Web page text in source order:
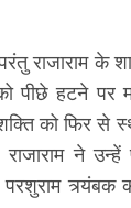
राजाराम के
पीछे हटने
को फिर से
ने उन्हें
परशुराम